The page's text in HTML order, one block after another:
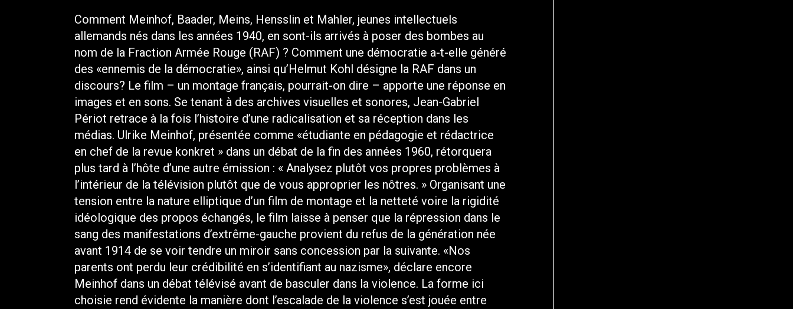
Comment Meinhof, Baader, Meins, Hensslin et Mahler, jeunes intellectuels
allemands nés dans les années 1940, en sont-ils arrivés à poser des bombes au
nom de la Fraction Armée Rouge (RAF) ? Comment une démocratie a-t-elle généré
des «ennemis de la démocratie», ainsi qu’Helmut Kohl désigne la RAF dans un
discours? Le film – un montage français, pourrait-on dire – apporte une réponse en
images et en sons. Se tenant à des archives visuelles et sonores, Jean-Gabriel
Périot retrace à la fois l’histoire d’une radicalisation et sa réception dans les
médias. Ulrike Meinhof, présentée comme «étudiante en pédagogie et rédactrice
en chef de la revue konkret » dans un débat de la fin des années 1960, rétorquera
plus tard à l’hôte d’une autre émission : « Analysez plutôt vos propres problèmes à
l’intérieur de la télévision plutôt que de vous approprier les nôtres. » Organisant une
tension entre la nature elliptique d’un film de montage et la netteté voire la rigidité
idéologique des propos échangés, le film laisse à penser que la répression dans le
sang des manifestations d’extrême-gauche provient du refus de la génération née
avant 1914 de se voir tendre un miroir sans concession par la suivante. «Nos
parents ont perdu leur crédibilité en s’identifiant au nazisme», déclare encore
Meinhof dans un débat télévisé avant de basculer dans la violence. La forme ici
choisie rend évidente la manière dont l’escalade de la violence s’est jouée entre